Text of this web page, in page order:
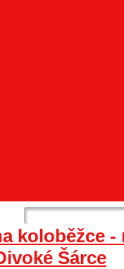
koloběžce -
Šárce